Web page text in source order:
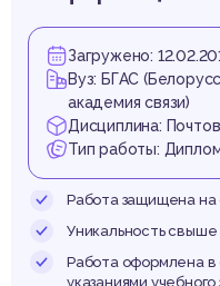
Загружено:
Вуз: БГАС
академия связи)
Дисциплина:
Тип работы:
Работа защищена на
Уникальность свыше
Работа оформлена
указаниями